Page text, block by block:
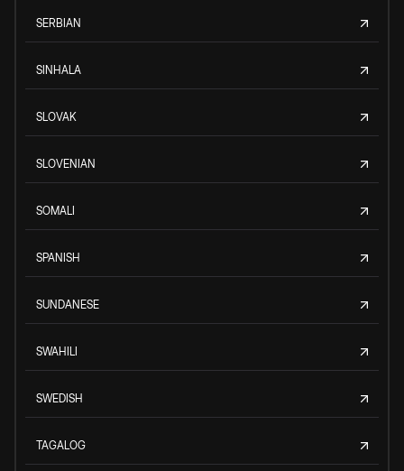
SERBIAN
SINHALA
SLOVAK
SLOVENIAN
SOMALI
SPANISH
SUNDANESE
SWAHILI
SWEDISH
TAGALOG